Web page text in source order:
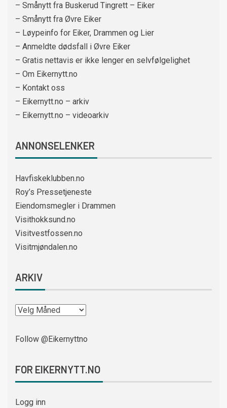
– Smånytt fra Buskerud Tingrett – Eiker
– Smånytt fra Øvre Eiker
– Løypeinfo for Eiker, Drammen og Lier
– Anmeldte dødsfall i Øvre Eiker
– Gratis nettavis er ikke lenger en selvfølgelighet
– Om Eikernytt.no
– Kontakt oss
– Eikernytt.no – arkiv
– Eikernytt.no – videoarkiv
ANNONSELENKER
Havfiskeklubben.no
Roy’s Pressetjeneste
Eiendomsmegler i Drammen
Visithokksund.no
Visitvestfossen.no
Visitmjøndalen.no
ARKIV
Follow @Eikernyttno
FOR EIKERNYTT.NO
Logg inn